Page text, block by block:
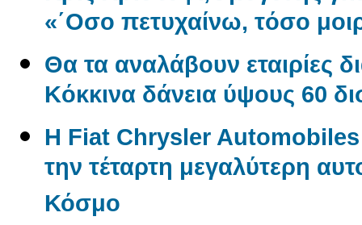
«΄Οσο πετυχαίνω, τόσο
Θα τα αναλάβουν εταιρίες
Kόκκινα δάνεια ύψους 60
Η Fiat Chrysler Automobiles
την τέταρτη μεγαλύτερη
Κόσμο